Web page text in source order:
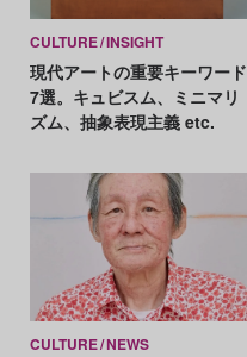
CULTURE INSIGHT
現代アートの重要キーワード
7選。キュビスム、ミニマリ
ズム、抽象表現主義 etc.
CULTURE NEWS